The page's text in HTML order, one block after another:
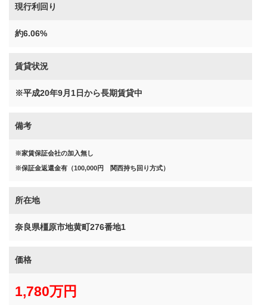
現行利回り
約6.06%
賃貸状況
※平成20年9月1日から長期賃貸中
備考
※家賃保証会社の加入無し
※保証金返還金有（100,000円 関西持ち回り方式）
所在地
奈良県橿原市地黄町276番地1
価格
1,780万円